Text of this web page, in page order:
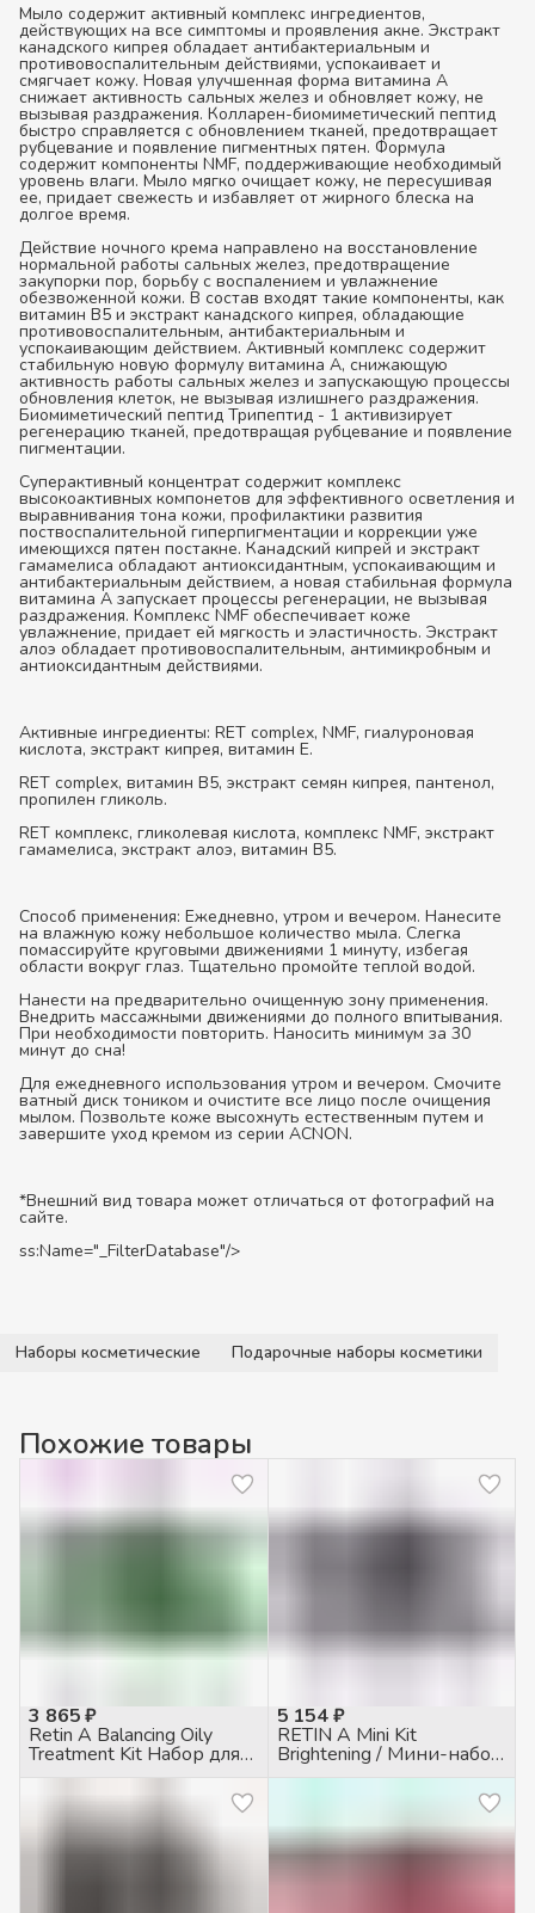
Мыло содержит активный комплекс ингредиентов,
действующих на все симптомы и проявления акне. Экстракт
канадского кипрея обладает антибактериальным и
противовоспалительным действиями, успокаивает и
смягчает кожу. Новая улучшенная форма витамина А
снижает активность сальных желез и обновляет кожу, не
вызывая раздражения. Колларен-биомиметический пептид
быстро справляется с обновлением тканей, предотвращает
рубцевание и появление пигментных пятен. Формула
содержит компоненты NMF, поддерживающие необходимый
уровень влаги. Мыло мягко очищает кожу, не пересушивая
ее, придает свежесть и избавляет от жирного блеска на
долгое время.
Действие ночного крема направлено на восстановление
нормальной работы сальных желез, предотвращение
закупорки пор, борьбу с воспалением и увлажнение
обезвоженной кожи. В состав входят такие компоненты, как
витамин В5 и экстракт канадского кипрея, обладающие
противовоспалительным, антибактериальным и
успокаивающим действием. Активный комплекс содержит
стабильную новую формулу витамина А, снижающую
активность работы сальных желез и запускающую процессы
обновления клеток, не вызывая излишнего раздражения.
Биомиметический пептид Трипептид - 1 активизирует
регенерацию тканей, предотвращая рубцевание и появление
пигментации.
Суперактивный концентрат содержит комплекс
высокоактивных компонетов для эффективного осветления и
выравнивания тона кожи, профилактики развития
поствоспалительной гиперпигментации и коррекции уже
имеющихся пятен постакне. Канадский кипрей и экстракт
гамамелиса обладают антиоксидантным, успокаивающим и
антибактериальным действием, а новая стабильная формула
витамина А запускает процессы регенерации, не вызывая
раздражения. Комплекс NMF обеспечивает коже
увлажнение, придает ей мягкость и эластичность. Экстракт
алоэ обладает противовоспалительным, антимикробным и
антиоксидантным действиями.
Активные ингредиенты: RET complex, NMF, гиалуроновая
кислота, экстракт кипрея, витамин Е.
RET complex, витамин В5, экстракт семян кипрея, пантенол,
пропилен гликоль.
RET комплекс, гликолевая кислота, комплекс NMF, экстракт
гамамелиса, экстракт алоэ, витамин B5.
Способ применения: Ежедневно, утром и вечером. Нанесите
на влажную кожу небольшое количество мыла. Слегка
помассируйте круговыми движениями 1 минуту, избегая
области вокруг глаз. Тщательно промойте теплой водой.
Нанести на предварительно очищенную зону применения.
Внедрить массажными движениями до полного впитывания.
При необходимости повторить. Наносить минимум за 30
минут до сна!
Для ежедневного использования утром и вечером. Смочите
ватный диск тоником и очистите все лицо после очищения
мылом. Позвольте коже высохнуть естественным путем и
завершите уход кремом из серии ACNON.
*Внешний вид товара может отличаться от фотографий на
сайте.
ss:Name="_FilterDatabase"/>
Наборы косметические Подарочные наборы косметики
Похожие товары
3 865 ₽
Retin A Balancing Oily
Treatment Kit Набор для
жирной кожи
5 154 ₽
RETIN A Mini Kit
Brightening / Мини-набор
осветляющий